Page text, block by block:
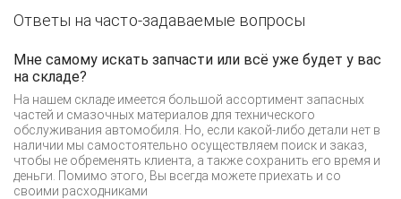
Ответы на часто-задаваемые вопросы
Мне самому искать запчасти или всё уже будет у вас
на складе?
На нашем складе имеется большой ассортимент запасных
частей и смазочных материалов для технического
обслуживания автомобиля. Но, если какой-либо детали нет в
наличии мы самостоятельно осуществляем поиск и заказ,
чтобы не обременять клиента, а также сохранить его время и
деньги. Помимо этого, Вы всегда можете приехать и со
своими расходниками